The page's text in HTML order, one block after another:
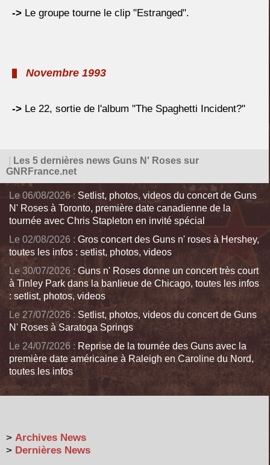
-> Le groupe tourne le clip "Estranged".
Novembre 1993
-> Le 22, sortie de l'album "The Spaghetti Incident?"
Les 5 dernières news Guns N' Roses sur
GNRFrance.net
Le 06/08/2026 : Setlist, photos, videos du concert de Guns
N' Roses à Toronto, première date canadienne de la
tournée avec Chris Stapleton en invité spécial
Le 02/08/2026 : Gros concert des Guns n' roses à Hershey,
toutes les infos : setlist, photos, videos
Le 30/07/2026 : Guns n' Roses donne un concert très court
à Tinley Park dans la banlieue de Chicago, toutes les infos
: setlist, photos, videos
Le 27/07/2026 : Setlist, photos, videos du concert de Guns
N' Roses à Saratoga Springs
Le 24/07/2026 : Reprise de la tournée des Guns avec la
première date américaine à Raleigh en Caroline du Nord,
toutes les infos
> Archives News
> Dernières News